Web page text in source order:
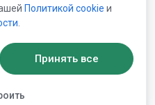
Политикой сookie и
Принять все
сайта без